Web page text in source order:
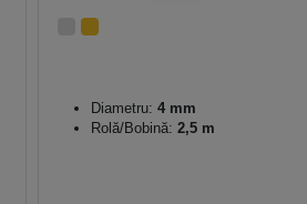
Diametru: 4 mm
Rolă/Bobină: 2,5 m